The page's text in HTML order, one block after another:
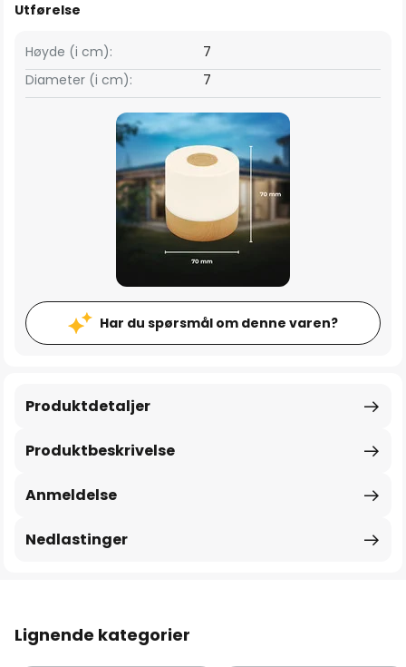
Utførelse
Høyde (i cm):
7
Diameter (i cm):
7
Har du spørsmål om denne varen?
Produktbeskrivelse
Produktdetaljer
Anmeldelse
Nedlastinger
Lignende kategorier